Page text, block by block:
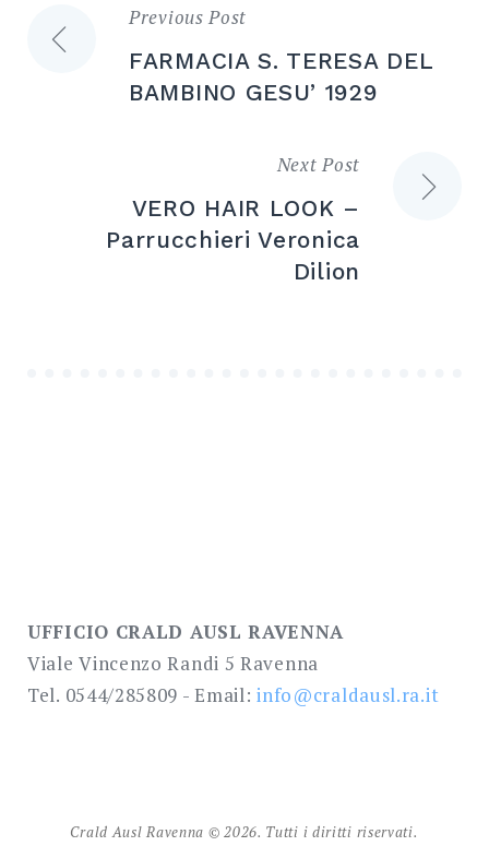
Navigazione
articoli
Previous Post
FARMACIA S. TERESA DEL
BAMBINO GESU’ 1929
Next Post
VERO HAIR LOOK –
Parrucchieri Veronica
Dilion
UFFICIO CRALD AUSL RAVENNA
Viale Vincenzo Randi 5 Ravenna
Tel. 0544/285809 - Email:info@craldausl.ra.it
Crald Ausl Ravenna © 2026. Tutti i diritti riservati.